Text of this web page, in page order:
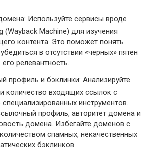
Используйте сервисы вроде
(Wayback Machine) для изучения
контента. Это поможет понять
в отсутствии «черных» пятен
релевантность.
профиль и бэклинки: Анализируйте
количество входящих ссылок с
инструментов.
профиль, авторитет домена и
домена. Избегайте доменов с
спамных, некачественных
бэклинков.